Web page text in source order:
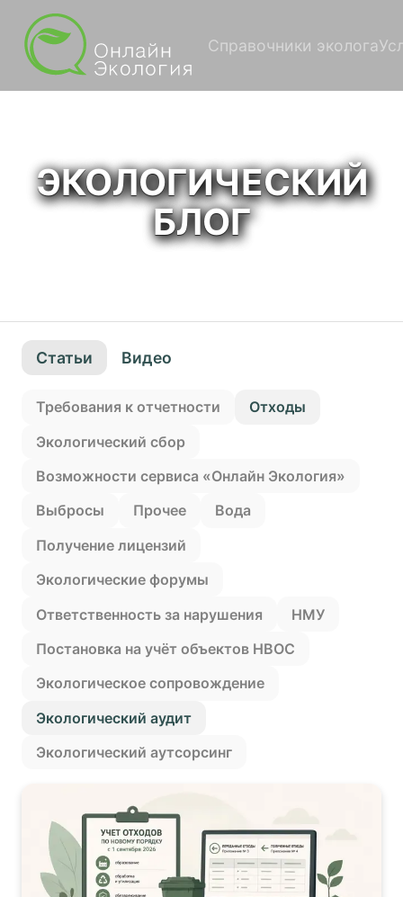
Справочники эколога
ЭКОЛОГИЧЕСКИЙ
БЛОГ
Статьи Видео
Требования к отчетности
Отходы
Экологический сбор
Возможности сервиса «Онлайн Экология»
Выбросы
Прочее
Вода
Получение лицензий
Экологические форумы
Ответственность за нарушения
НМУ
Постановка на учëт объектов НВОС
Экологическое сопровождение
Экологический аудит
Экологический аутсорсинг